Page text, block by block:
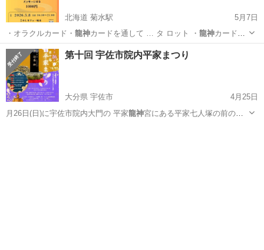
北海道 菊水駅
5月7日
・オラクルカード・ 龍神 カードを通して … タ ロット ・ 龍神カードか
らのメッセ…
北海道 札幌市 菊水駅 その他 チャネリング
第十回 宇佐市院内平家まつり
大分県 宇佐市
4月25日
月26日(日)に宇佐市院内大門の 平家龍神宮にある平家七人塚の前の広